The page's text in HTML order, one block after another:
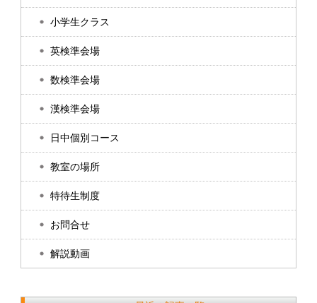
小学生クラス
英検準会場
数検準会場
漢検準会場
日中個別コース
教室の場所
特待生制度
お問合せ
解説動画